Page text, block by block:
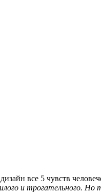
все 5 чувств
и трогательного. Но